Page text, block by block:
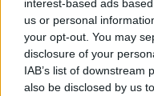
interest-based ads
us or personal
your opt-out. You may
disclosure of your
IAB’s list of downstream
also be disclosed by us